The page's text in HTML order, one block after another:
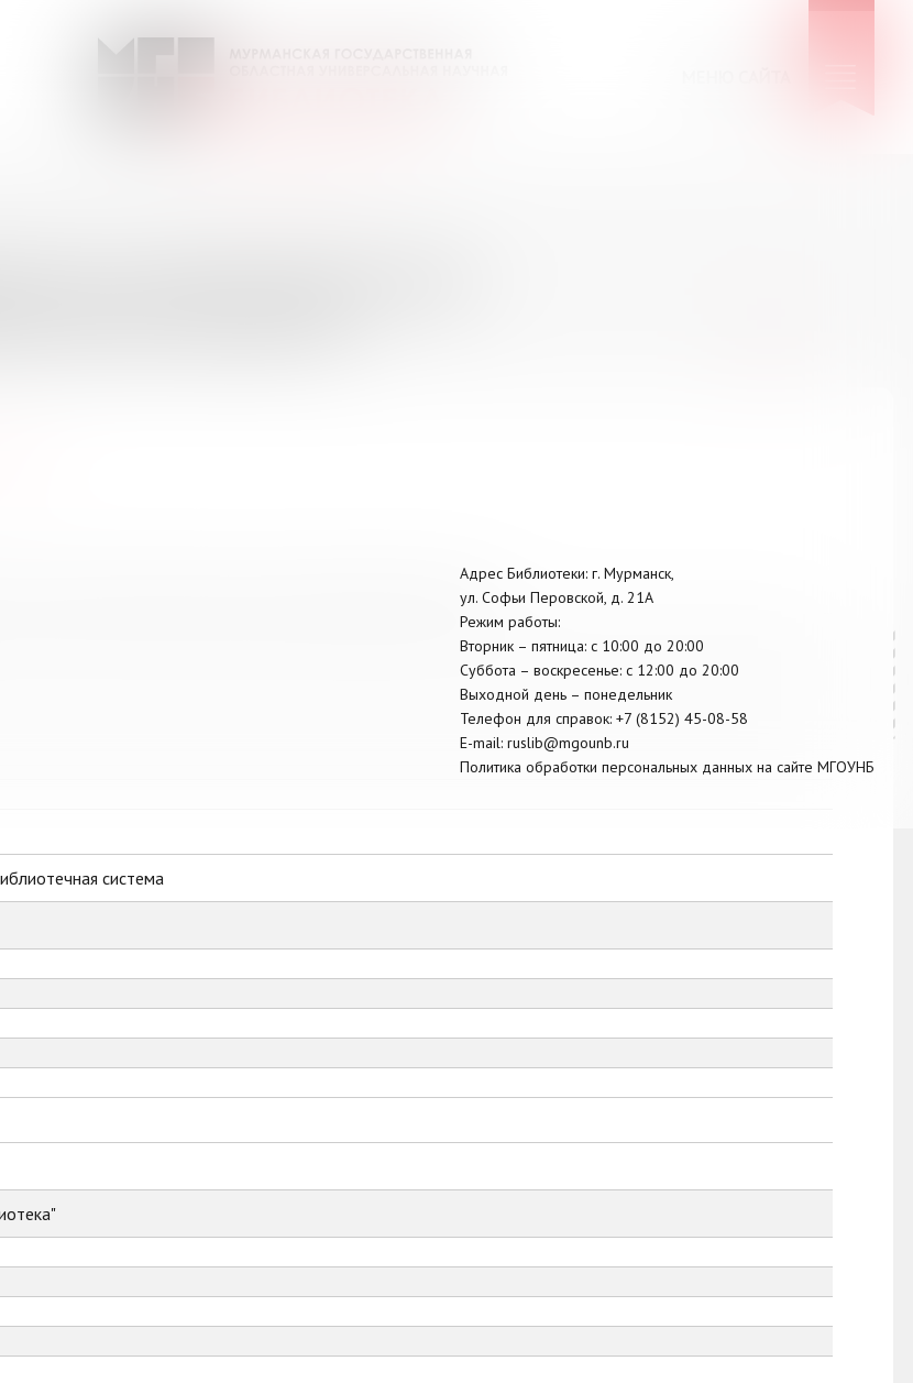
Адрес Библиотеки: г. Мурманск,
ул. Софьи Перовской, д. 21А
Режим работы:
Вторник – пятница: с 10:00 до 20:00
Суббота – воскресенье: c 12:00 до 20:00
Выходной день – понедельник
Телефон для справок: +7 (8152) 45-08-58
E-mail: ruslib@mgounb.ru
Политика обработки персональных данных на сайте МГОУНБ
НА ПЕРИОДИЧЕСКИЕ
ОБЛАСТИ
поселения Молочный Кольского района Мурманской области
система